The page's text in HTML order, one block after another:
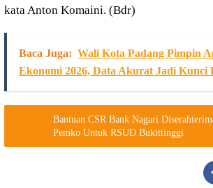
kata Anton Komaini. (Bdr)
Baca Juga: Wali Kota Padang Pimpin
Ekonomi 2026, Data Akurat Jadi Kunci
Bantuan CSR Bank Nagari
Pemko Untuk RSUD Bukittinggi